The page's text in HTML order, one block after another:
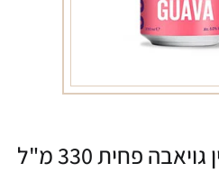
פחית 330 מ"ל